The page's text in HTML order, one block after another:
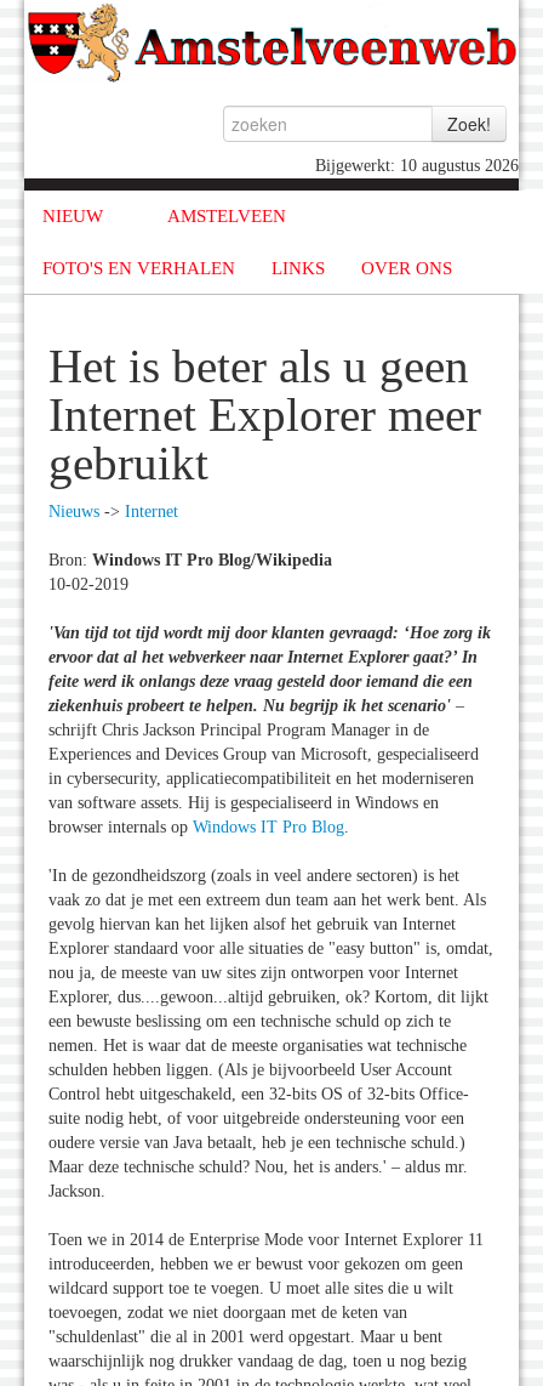
Bijgewerkt: 10 augustus 2026
NIEUW AMSTELVEEN
FOTO'S EN VERHALEN LINKS OVER ONS
Het is beter als u geen
Internet Explorer meer
gebruikt
Nieuws -> Internet
Bron: Windows IT Pro Blog/Wikipedia
10-02-2019
'Van tijd tot tijd wordt mij door klanten gevraagd: ‘Hoe zorg ik
ervoor dat al het webverkeer naar Internet Explorer gaat?’ In
feite werd ik onlangs deze vraag gesteld door iemand die een
ziekenhuis probeert te helpen. Nu begrijp ik het scenario' –
schrijft Chris Jackson Principal Program Manager in de
Experiences and Devices Group van Microsoft, gespecialiseerd
in cybersecurity, applicatiecompatibiliteit en het moderniseren
van software assets. Hij is gespecialiseerd in Windows en
browser internals op Windows IT Pro Blog.
'In de gezondheidszorg (zoals in veel andere sectoren) is het
vaak zo dat je met een extreem dun team aan het werk bent. Als
gevolg hiervan kan het lijken alsof het gebruik van Internet
Explorer standaard voor alle situaties de "easy button" is, omdat,
nou ja, de meeste van uw sites zijn ontworpen voor Internet
Explorer, dus....gewoon...altijd gebruiken, ok? Kortom, dit lijkt
een bewuste beslissing om een technische schuld op zich te
nemen. Het is waar dat de meeste organisaties wat technische
schulden hebben liggen. (Als je bijvoorbeeld User Account
Control hebt uitgeschakeld, een 32-bits OS of 32-bits Office-
suite nodig hebt, of voor uitgebreide ondersteuning voor een
oudere versie van Java betaalt, heb je een technische schuld.)
Maar deze technische schuld? Nou, het is anders.' – aldus mr.
Jackson.
Toen we in 2014 de Enterprise Mode voor Internet Explorer 11
introduceerden, hebben we er bewust voor gekozen om geen
wildcard support toe te voegen. U moet alle sites die u wilt
toevoegen, zodat we niet doorgaan met de keten van
"schuldenlast" die al in 2001 werd opgestart. Maar u bent
waarschijnlijk nog drukker vandaag de dag, toen u nog bezig